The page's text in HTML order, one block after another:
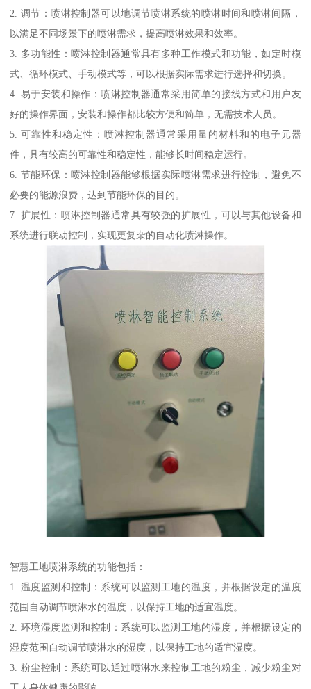
2. 调节：喷淋控制器可以地调节喷淋系统的喷淋时间和喷淋间隔，
以满足不同场景下的喷淋需求，提高喷淋效果和效率。
3. 多功能性：喷淋控制器通常具有多种工作模式和功能，如定时模
式、循环模式、手动模式等，可以根据实际需求进行选择和切换。
4. 易于安装和操作：喷淋控制器通常采用简单的接线方式和用户友
好的操作界面，安装和操作都比较方便和简单，无需技术人员。
5. 可靠性和稳定性：喷淋控制器通常采用量的材料和的电子元器
件，具有较高的可靠性和稳定性，能够长时间稳定运行。
6. 节能环保：喷淋控制器能够根据实际喷淋需求进行控制，避免不
必要的能源浪费，达到节能环保的目的。
7. 扩展性：喷淋控制器通常具有较强的扩展性，可以与其他设备和
系统进行联动控制，实现更复杂的自动化喷淋操作。
智慧工地喷淋系统的功能包括：
1. 温度监测和控制：系统可以监测工地的温度，并根据设定的温度
范围自动调节喷淋水的温度，以保持工地的适宜温度。
2. 环境湿度监测和控制：系统可以监测工地的湿度，并根据设定的
湿度范围自动调节喷淋水的湿度，以保持工地的适宜湿度。
3. 粉尘控制：系统可以通过喷淋水来控制工地的粉尘，减少粉尘对